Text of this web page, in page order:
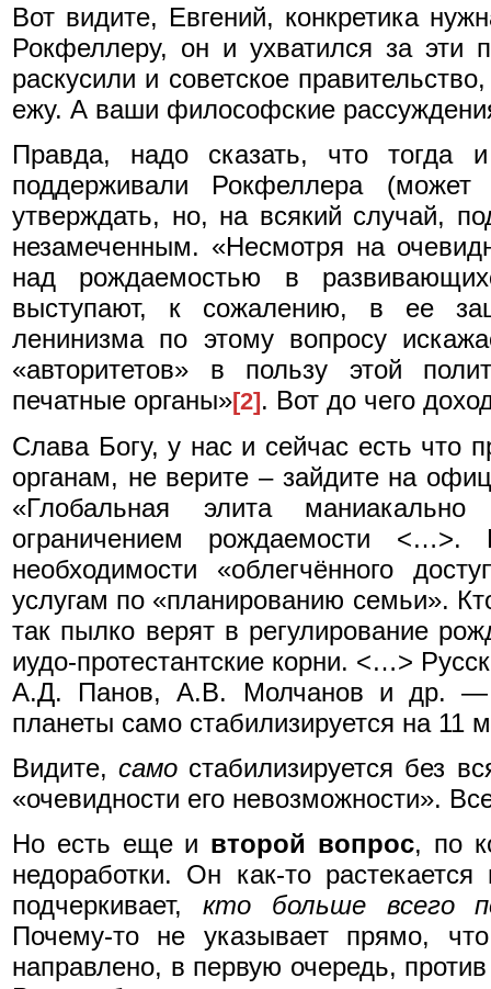
Вот видите, Евгений, конкретика
Рокфеллеру, он и ухватился за эти
раскусили и советское
ежу. А ваши философские
Правда, надо сказать, что тогда
поддерживали Рокфеллера
утверждать, но, на всякий случай,
незамеченным. «Несмотря на
над рождаемостью в
выступают, к сожалению, в ее
ленинизма по этому вопросу
«авторитетов» в пользу этой
печатные органы»[2] . Вот до чего
Слава Богу, у нас и сейчас есть что
органам, не верите – зайдите на
«Глобальная элита
ограничением рождаемости
необходимости «облегчённого
услугам по «планированию семьи».
так пылко верят в регулирование
иудо-протестантские корни. <…>
А.Д. Панов, А.В. Молчанов и др. —
планеты само стабилизируется на 11
Видите,само стабилизируется без
«очевидности его невозможности».
Но есть еще и второй вопрос, по
недоработки. Он как-то
подчеркивает, кто больше всего
Почему-то не указывает прямо,
направлено, в первую очередь,